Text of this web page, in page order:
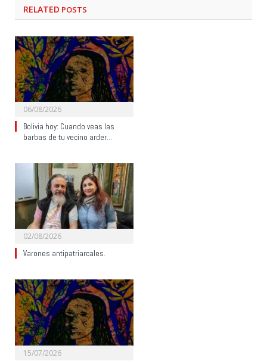
RELATED POSTS
06/08/2026
Bolivia hoy: Cuando veas las
barbas de tu vecino arder…
02/08/2026
Varones antipatriarcales.
15/07/2026